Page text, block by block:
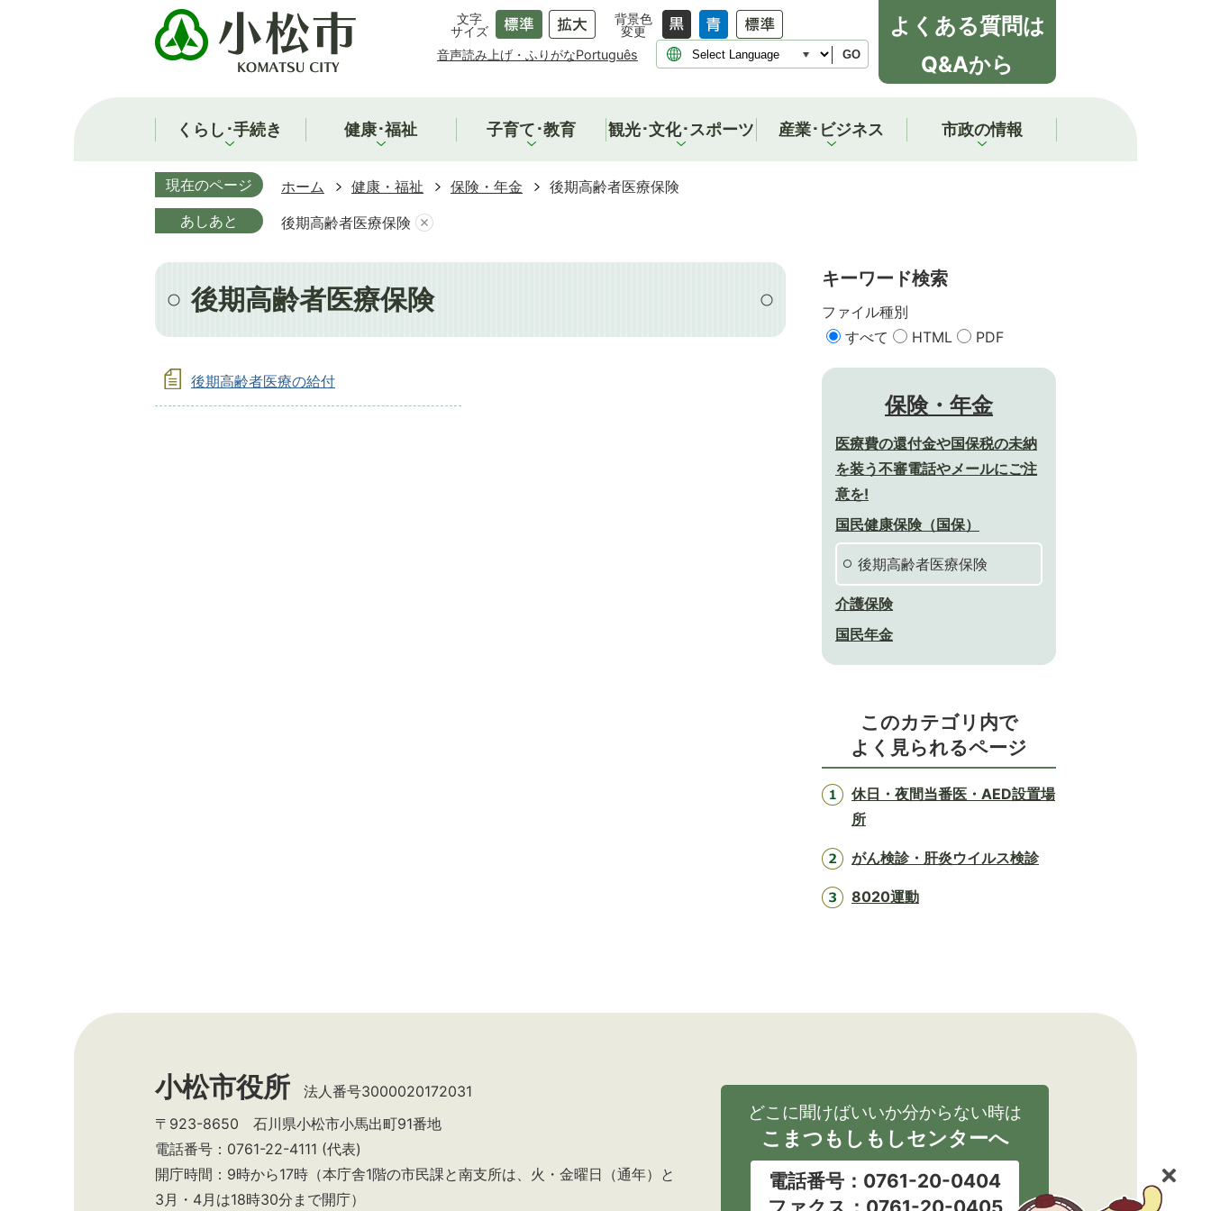
文字
サイズ
背景色
変更
音声読み上げ・ふりがなPortuguês GO
よくある質問は
Q&Aから
くらし･手続き 健康･福祉 子育て･教育 観光･文化･スポーツ 産業･ビジネス 市政の情報
現在のページ ホーム 健康・福祉 保険・年金
後期高齢者医療保険
あしあと
後期高齢者医療保険
後期高齢者医療保険
後期高齢者医療の給付
キーワード検索
ファイル種別
すべて
HTML PDF
保険・年金
医療費の還付金や国保税の未納
を装う不審電話やメールにご注
意を!
国民健康保険（国保）
後期高齢者医療保険
介護保険
国民年金
このカテゴリ内で
よく見られるページ
休日・夜間当番医・AED設置場
所
がん検診・肝炎ウイルス検診
8020運動
小松市役所
法人番号3000020172031
〒923-8650 石川県小松市小馬出町91番地
電話番号：0761-22-4111 (代表)
開庁時間：9時から17時（本庁舎1階の市民課と南支所は、火・金曜日（通年）と
3月・4月は18時30分まで開庁）
どこに聞けばいいか分からない時は
こまつもしもしセンターへ
電話番号：0761-20-0404